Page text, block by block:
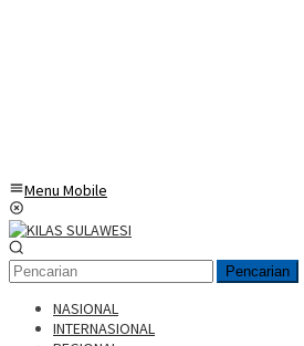
Menu Mobile
Pencarian
NASIONAL
INTERNASIONAL